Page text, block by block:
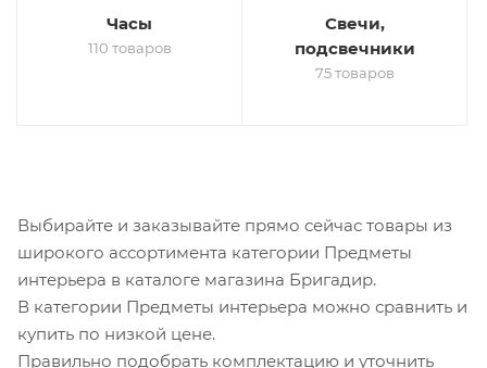
Часы
110 товаров
Свечи,
подсвечники
75 товаров
Выбирайте и заказывайте прямо сейчас товары из
широкого ассортимента категории Предметы
интерьера в каталоге магазина Бригадир.
В категории Предметы интерьера можно сравнить и
купить по низкой цене.
Правильно подобрать комплектацию и уточнить